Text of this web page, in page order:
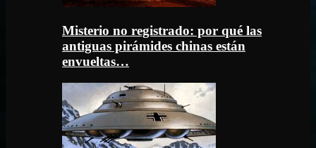
Misterio no registrado: por qué las
antiguas pirámides chinas están
envueltas…